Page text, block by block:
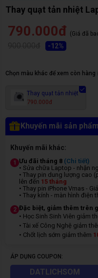
Thay quạt tản nhiệt
790.000đ (Giá đã
-12%
Chọn màu khác để xem còn hàng
Thay quạt tản nhiệt
790.000đ
Khuyến mãi sản phẩm
Khuyến mãi khác:
1 Ưu đãi tháng 8 (Chi tiết)
• Sửa chữa Laptop - nhận
• Thay pin dung lượng cao
lên đến 15 tháng
• Thay pin iPhone Vmas -
• Thay kính - màn hình điện
2 Đặc biệt, giảm thêm trên
• Học Sinh Sinh Viên giảm
• Tài xế Công Nghệ giảm
• Chốt lịch sớm giảm thêm
ÁP DỤNG COUPON:
DATLICHSOM